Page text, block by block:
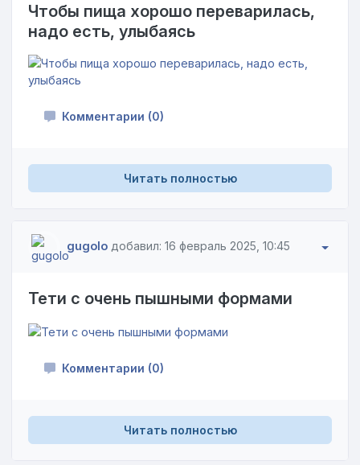
Чтобы пища хорошо переварилась,
надо есть, улыбаясь
Комментарии (0)
Читать полностью
gugolo добавил: 16 февраль 2025, 10:45
Тети с очень пышными формами
Комментарии (0)
Читать полностью